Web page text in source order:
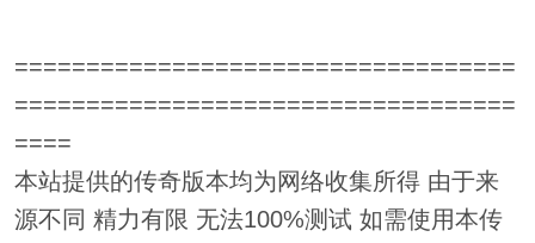
===================================
===================================
====
本站提供的传奇版本均为网络收集所得 由于来
源不同 精力有限 无法100%测试 如需使用本传